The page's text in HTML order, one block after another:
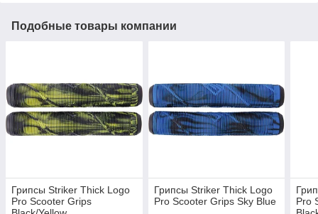
Подобные товары компании
Грипсы Striker Thick Logo
Pro Scooter Grips
Грипсы Striker Thick Logo
Pro Scooter Grips Sky Blue
Pro